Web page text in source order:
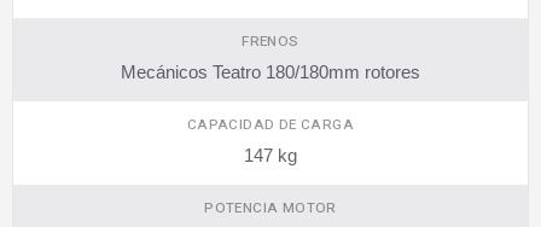
FRENOS
Mecánicos Teatro 180/180mm rotores
CAPACIDAD DE CARGA
147 kg
POTENCIA MOTOR